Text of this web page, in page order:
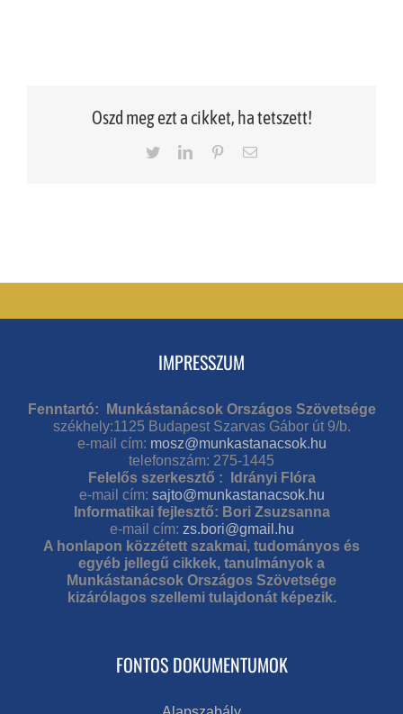
Oszd meg ezt a cikket, ha tetszett!
TwitterLinkedInPinterestEmail
IMPRESSZUM
Fenntartó: Munkástanácsok Országos Szövetsége
székhely:1125 Budapest Szarvas Gábor út 9/b.
e-mail cím: mosz@munkastanacsok.hu
telefonszám: 275-1445
Felelős szerkesztő : Idrányi Flóra
e-mail cím: sajto@munkastanacsok.hu
Informatikai fejlesztő: Bori Zsuzsanna
e-mail cím: zs.bori@gmail.hu
A honlapon közzétett szakmai, tudományos és
egyéb jellegű cikkek, tanulmányok a
Munkástanácsok Országos Szövetsége
kizárólagos szellemi tulajdonát képezik.
FONTOS DOKUMENTUMOK